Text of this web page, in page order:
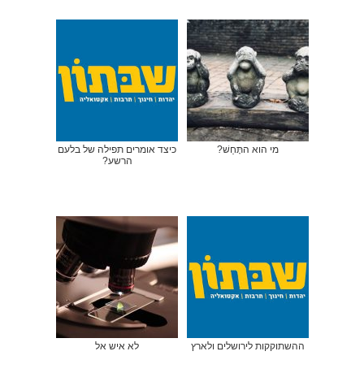
מי הוא התָּחַשׁ?
כיצד אומרים תפילה של בלעם
הרשע?
ההשתוקקות לירושלים ולארץ לא איש אל